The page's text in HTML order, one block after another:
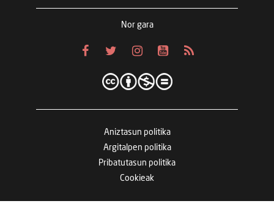
Nor gara
Aniztasun politika
Argitalpen politika
Pribatutasun politika
Cookieak